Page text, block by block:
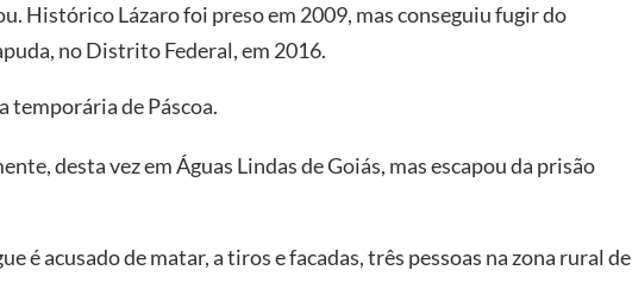
Histórico Lázaro foi preso em 2009, mas conseguiu fugir do
no Distrito Federal, em 2016.
temporária de Páscoa.
desta vez em Águas Lindas de Goiás, mas escapou da prisão
é acusado de matar, a tiros e facadas, três pessoas na zona rural de